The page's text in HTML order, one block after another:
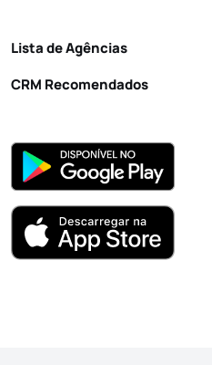
Lista de Agências
CRM Recomendados